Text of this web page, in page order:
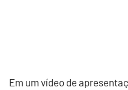
Em um vídeo de